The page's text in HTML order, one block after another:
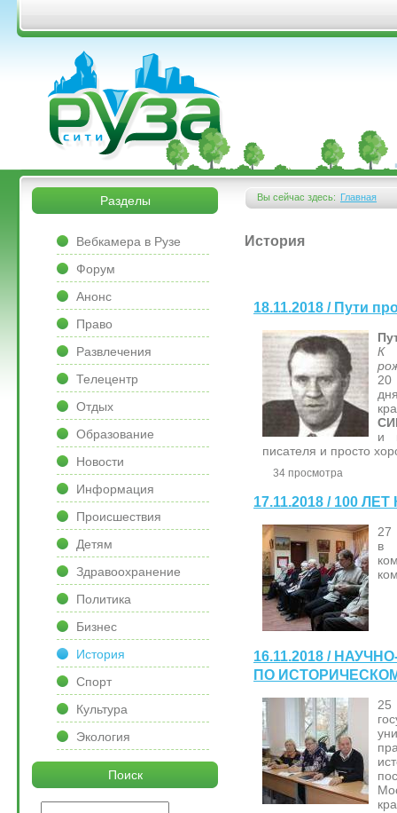
Перейти к основному содержанию
&bsps;
&bsps;
Вы сейчас здесь:
Вы здесь
Главная
История
18.11.2018 / Пути
К
20
и
писателя и просто
34 просмотра
17.11.2018 / 100
27
в
16.11.2018 /
ПО
Разделы
Вебкамера в Рузе
Форум
Анонс
Право
Развлечения
Телецентр
Отдых
Образование
Новости
Информация
Происшествия
Детям
Здравоохранение
Политика
Бизнес
История
Спорт
Культура
Экология
Поиск